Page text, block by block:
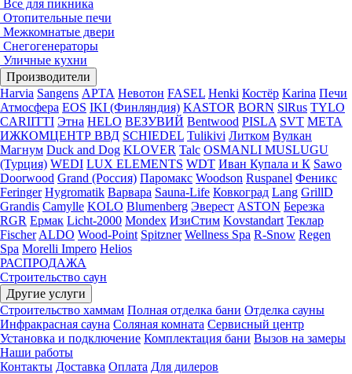
Все для пикника
Отопительные печи
Межкомнатые двери
Снегогенераторы
Уличные кухни
Производители
Harvia Sangens АРТА Невотон FASEL Henki Костёр Karina Печи
Атмосфера EOS IKI (Финляндия) KASTOR BORN SlRus TYLO
CARIITTI Этна HELO ВЕЗУВИЙ Bentwood PISLA SVT МЕТА
ИЖКОМЦЕНТР ВВД SCHIEDEL Tulikivi Литком Вулкан
Магнум Duck and Dog KLOVER Talc OSMANLI MUSLUGU
(Турция) WEDI LUX ELEMENTS WDT Иван Купала и К Sawo
Doorwood Grand (Россия) Паромакс Woodson Ruspanel Феникс
Feringer Hygromatik Варвара Sauna-Life Ковкоград Lang GrillD
Grandis Camylle KOLO Blumenberg Эверест ASTON Березка
RGR Ермак Licht-2000 Mondex ИзиСтим Kovstandart Теклар
Fischer ALDO Wood-Point Spitzner Wellness Spa R-Snow Regen
Spa Morelli Impero Helios
РАСПРОДАЖА
Строительство саун
Другие услуги
Строительство хаммам Полная отделка бани Отделка сауны
Инфракрасная сауна Соляная комната Сервисный центр
Установка и подключение Комплектация бани Вызов на замеры
Наши работы
Контакты Доставка Оплата Для дилеров